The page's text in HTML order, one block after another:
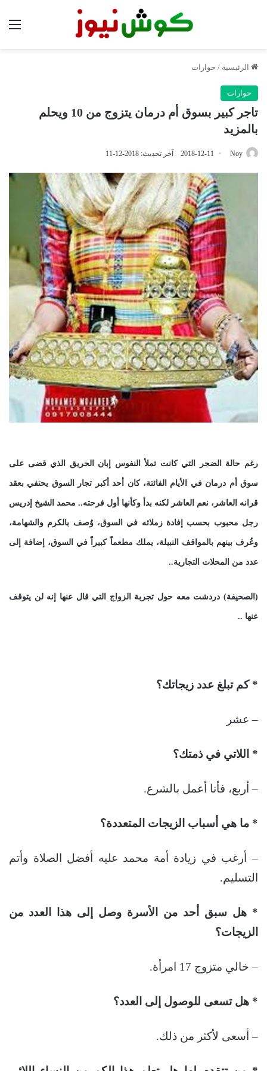
الرئيسية / حوارات
حوارات
تاجر كبير بسوق أم درمان يتزوج من 10 ويحلم
بالمزيد
Noy
2018-12-11 آخر تحديث: 2018-12-11
رغم حالة الضجر التي كانت تملأ النفوس إبان الحريق الذي قضى على
سوق أم درمان في الأيام الفائتة، كان أحد أكبر تجار السوق يحتفي بعقد
قرانه العاشر، نعم العاشر لكنه بدأ وكأنها أول فرحته.. محمد الشيخ إدريس
رجل محبوب بحسب إفادة زملائه في السوق، وُصف بالكرم والشهامة،
وعُرف بينهم بالمواقف النبيلة، يملك مطعماً كبيراً في السوق، إضافة إلى
عدد من المحلات التجارية..
(الصحيفة) دردشت معه حول تجربة الزواج التي قال عنها إنه لن يتوقف
عنها ..
* كم تبلغ عدد زيجاتك؟
– عشر
* اللاتي في ذمتك؟
– أربع، فأنا أعمل بالشرع.
* ما هي أسباب الزيجات المتعددة؟
– أرغب في زيادة أمة محمد عليه أفضل الصلاة وأتم
التسليم.
* هل سبق أحد من الأسرة وصل إلى هذا العدد من
الزيجات؟
– خالي متزوج 17 امرأة.
* هل تسعى للوصول إلى العدد؟
– أسعى لأكثر من ذلك.